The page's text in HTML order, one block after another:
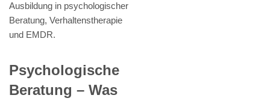
Ausbildung in psychologischer
Beratung, Verhaltenstherapie
und EMDR.
Psychologische
Beratung – Was